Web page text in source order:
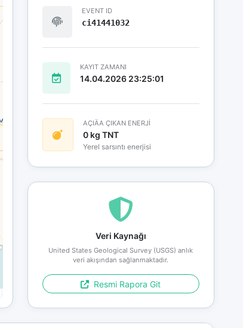
EVENT ID
ci41441032
KAYIT ZAMANI
14.04.2026 23:25:01
AÇIÄA ÇIKAN ENERJİ
0 kg TNT
Yerel sarsıntı enerjisi
Veri Kaynağı
United States Geological Survey (USGS) anlık
veri akışından sağlanmaktadır.
Resmi Rapora Git